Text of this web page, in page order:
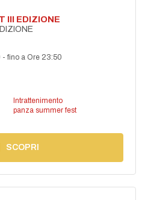
III EDIZIONE
-fino a Ore 23:50
Intrattenimento
panza summer fest
SCOPRI